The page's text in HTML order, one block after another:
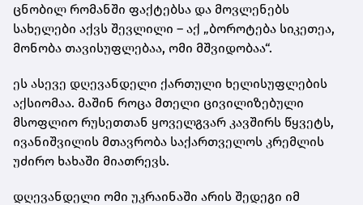
ცნობილ რომანში ფაქტებსა და მოვლენებს
სახელები აქვს შევლილი – აქ „ბოროტება სიკეთეა,
მონობა თავისუფლებაა, ომი მშვიდობაა“.
ეს ასევე დღევანდელი ქართული ხელისუფლების
აქსიომაა. მაშინ როცა მთელი ცივილიზებული
მსოფლიო რუსეთთან ყოველგვარ კავშირს წყვეტს,
ივანიშვილის მთავრობა საქართველოს კრემლის
უძირო ხახაში მიათრევს.
დღევანდელი ომი უკრაინაში არის შედეგი იმ